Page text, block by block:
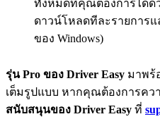
ทั้งหมดที่คุณต้องการได้ด้
ดาวน์โหลดทีละรายการ
ของ Windows)
รุ่น Pro ของ Driver Easy มาพร้
เต็มรูปแบบ หากคุณต้องการคว
สนับสนุนของ Driver Easy ที่